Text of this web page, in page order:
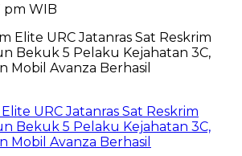
pm WIB
URC Jatanras Sat Reskrim
Bekuk 5 Pelaku Kejahatan 3C,
Mobil Avanza Berhasil